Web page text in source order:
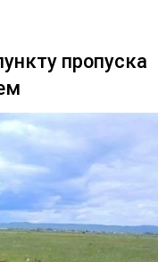
пропуска